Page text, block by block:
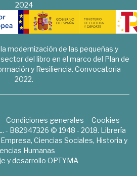
2024
modernización de las pequeñas y
del libro en el marco del Plan de
y Resiliencia. Convocatoria
2022.
Condiciones generales
Cookies
- B82947326 © 1948 - 2018. Librería
Ciencias Sociales, Historia y
Humanas
y desarrollo OPTYMA